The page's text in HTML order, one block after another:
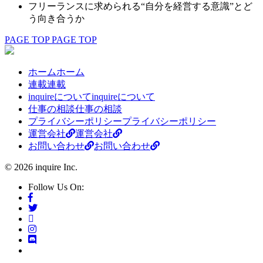
フリーランスに求められる“自分を経営する意識”とど
う向き合うか
PAGE TOP PAGE TOP
ホームホーム
連載連載
inquireについてinquireについて
仕事の相談仕事の相談
プライバシーポリシープライバシーポリシー
運営会社
運営会社
お問い合わせ
お問い合わせ
© 2026 inquire Inc.
Follow Us On: